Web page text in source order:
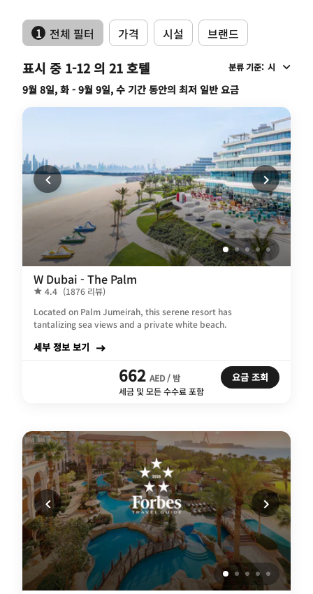
1 전체 필터 가격 시설 브랜드
표시 중 1-12 의 21 호텔 분류 기준: 시
9월 8일, 화 - 9월 9일, 수 기간 동안의 최저 일반 요금
W Dubai - The Palm
4.4 (1876 리뷰)
Located on Palm Jumeirah, this serene resort has
tantalizing sea views and a private white beach.
세부 정보 보기
662 AED / 밤
세금 및 모든 수수료 포함
요금 조회